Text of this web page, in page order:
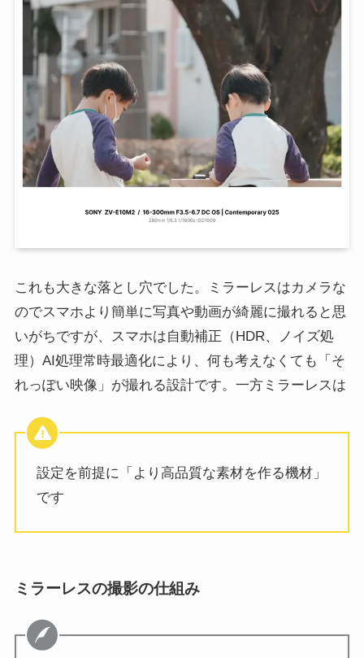
これも大きな落とし穴でした。ミラーレスはカメラな
のでスマホより簡単に写真や動画が綺麗に撮れると思
いがちですが、スマホは自動補正（HDR、ノイズ処
理）AI処理常時最適化により、何も考えなくても「そ
れっぽい映像」が撮れる設計です。一方ミラーレスは
設定を前提に「より高品質な素材を作る機材」
です
ミラーレスの撮影の仕組み